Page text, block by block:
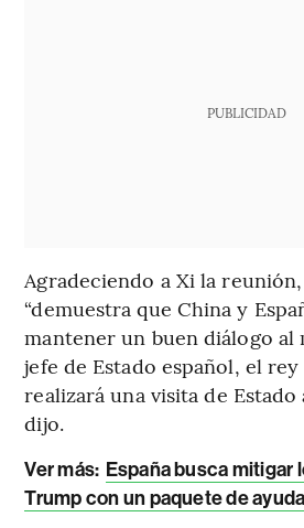
PUBLICIDAD
Agradeciendo a Xi la
“demuestra que China y
mantener un buen diálogo al
jefe de Estado español, el rey
realizará una visita de Estado
dijo.
Ver más: España busca mitigar
Trump con un paquete de